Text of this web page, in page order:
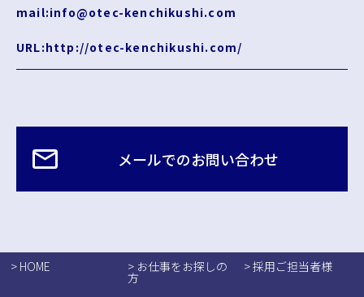
mail:info@otec-kenchikushi.com
URL:http://otec-kenchikushi.com/
メールでのお問い合わせ
> HOME > お仕事をお探しの
方
> 採用ご担当者様